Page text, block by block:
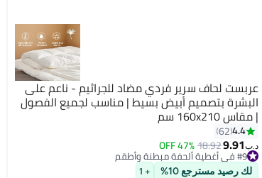
11
عربست لحاف سرير فردي مضاد للجراثيم - ناعم على
البشرة بتصميم أبيض بسيط | مناسب لجميع الفصول
| مقاس 160x210 سم
4.4
62
د.ب‏9.91
18.92
47% OFF
#9 في أغطية ألحفة مبطنة وأطقم
#9 في أغطية ألحفة مبطنة وأطقم
لك رصيد مسترجع 10% + 1